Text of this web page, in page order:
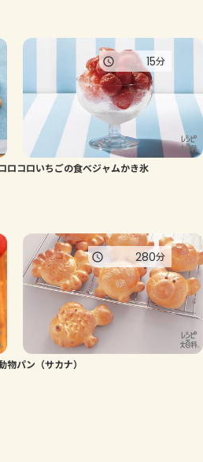
ンツ
あるお問い合わせ
PARK とは
コロコロいちごの食べジャムかき氷
15分
物パン（サカナ）
280分